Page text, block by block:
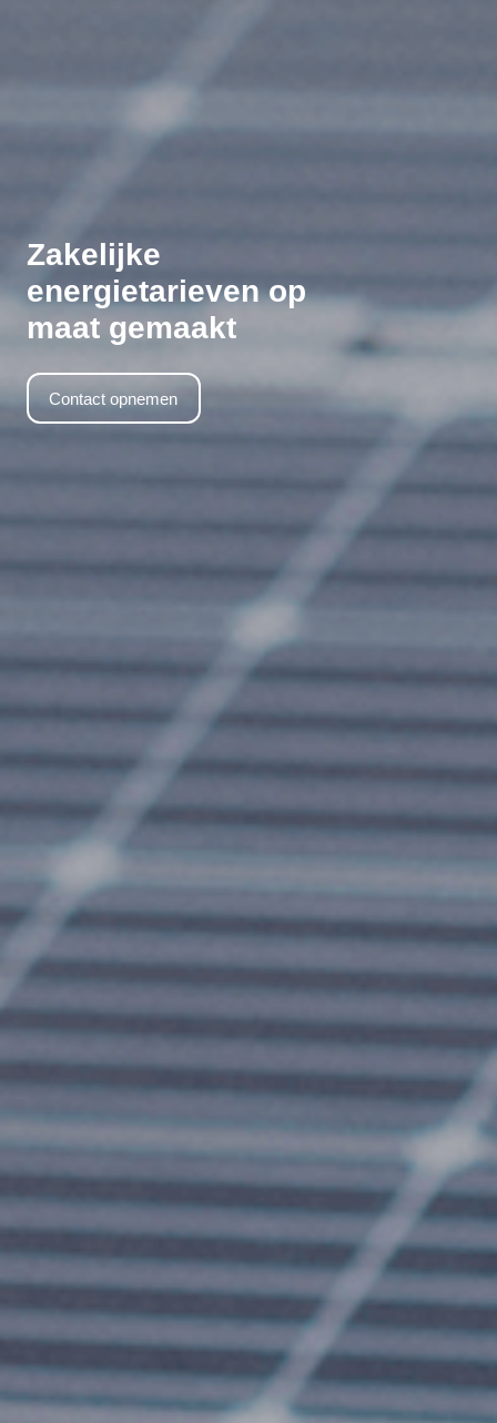
Zakelijke
energietarieven op
maat gemaakt
Contact opnemen